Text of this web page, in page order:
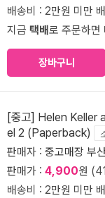
배송비 : 2만원 미만
지금 택배로 주문하면
장바구니
[중고] Helen
el 2 (Paperback)
판매자 : 중고매장 부
판매가 : 4,900원
배송비 : 2만원 미만